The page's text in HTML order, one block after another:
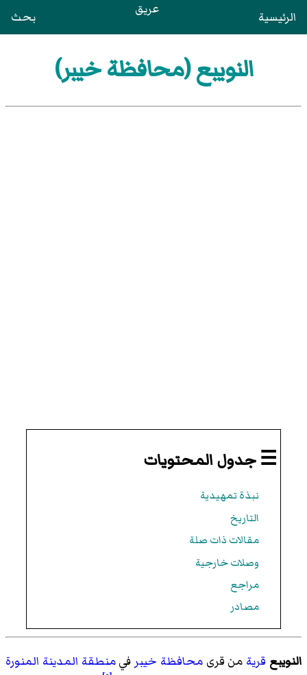
الرئيسية عريق بحث
النويبع (محافظة خيبر)
☰ جدول المحتويات
نبذة تمهيدية
التاريخ
مقالات ذات صلة
وصلات خارجية
مراجع
مصادر
النويبع قرية من قرىمحافظة خيبر فيمنطقة المدينة المنورة